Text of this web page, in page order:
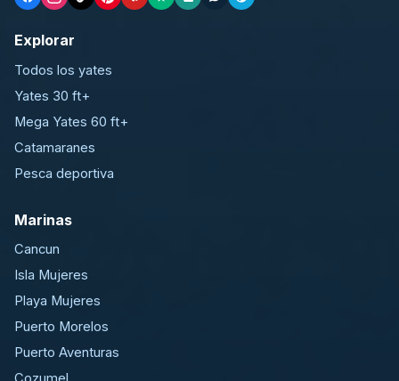
Explorar
Todos los yates
Yates 30 ft+
Mega Yates 60 ft+
Catamaranes
Pesca deportiva
Marinas
Cancun
Isla Mujeres
Playa Mujeres
Puerto Morelos
Puerto Aventuras